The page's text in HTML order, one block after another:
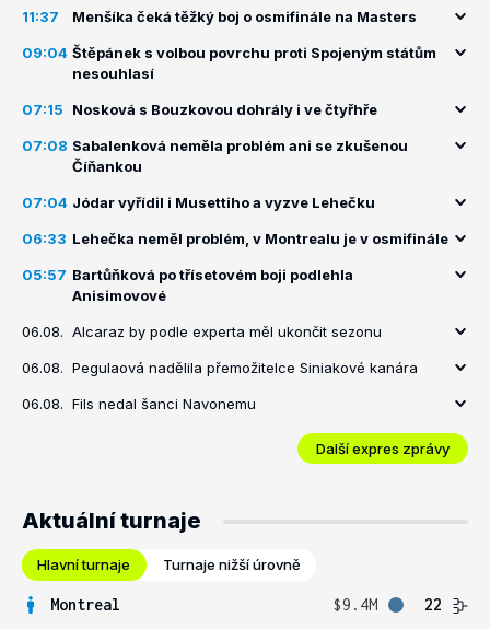
11:37 Menšíka čeká těžký boj o osmifinále na Masters
09:04 Štěpánek s volbou povrchu proti Spojeným státům
nesouhlasí
07:15 Nosková s Bouzkovou dohrály i ve čtyřhře
07:08 Sabalenková neměla problém ani se zkušenou
Číňankou
07:04 Jódar vyřídil i Musettiho a vyzve Lehečku
06:33 Lehečka neměl problém, v Montrealu je v osmifinále
05:57 Bartůňková po třísetovém boji podlehla
Anisimovové
06.08. Alcaraz by podle experta měl ukončit sezonu
06.08. Pegulaová nadělila přemožitelce Siniakové kanára
06.08. Fils nedal šanci Navonemu
Další expres zprávy
Aktuální turnaje
Hlavní turnaje Turnaje nižší úrovně
Montreal $9.4M
22